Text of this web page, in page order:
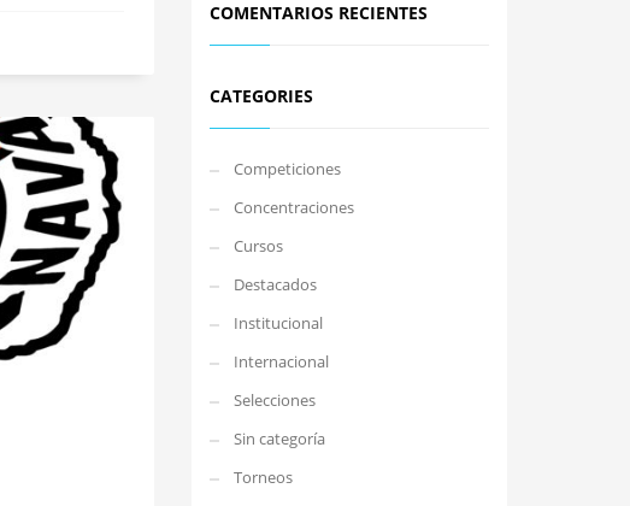
COMENTARIOS RECIENTES
CATEGORIES
Competiciones
Concentraciones
Cursos
Destacados
Institucional
Internacional
Selecciones
Sin categoría
Torneos